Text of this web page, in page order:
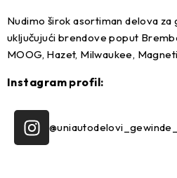
Nudimo širok asortiman delova
uključujući brendove poput
MOOG, Hazet, Milwaukee,
Instagram profil: